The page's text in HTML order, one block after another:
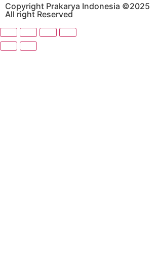
Copyright Prakarya Indonesia ©2025
All right Reserved